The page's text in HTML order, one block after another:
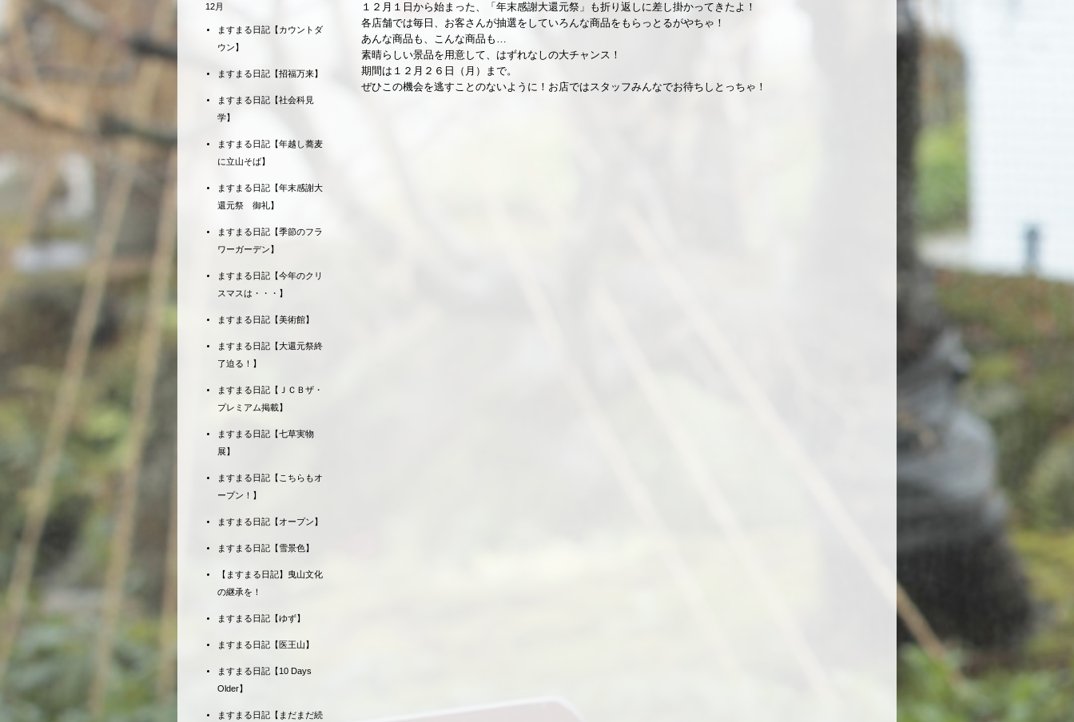
１２月１日から始まった、「年末感謝大還元祭」も折り返しに差し掛かってきたよ！
各店舗では毎日、お客さんが抽選をしていろんな商品をもらっとるがやちゃ！
あんな商品も、こんな商品も…
素晴らしい景品を用意して、はずれなしの大チャンス！
期間は１２月２６日（月）まで。
ぜひこの機会を逃すことのないように！お店ではスタッフみんなでお待ちしとっちゃ！
12月
ますまる日記【カウントダ
ウン】
ますまる日記【招福万来】
ますまる日記【社会科見
学】
ますまる日記【年越し蕎麦
に立山そば】
ますまる日記【年末感謝大
還元祭 御礼】
ますまる日記【季節のフラ
ワーガーデン】
ますまる日記【今年のクリ
スマスは・・・】
ますまる日記【美術館】
ますまる日記【大還元祭終
了迫る！】
ますまる日記【ＪＣＢザ・
プレミアム掲載】
ますまる日記【七草実物
展】
ますまる日記【こちらもオ
ープン！】
ますまる日記【オープン】
ますまる日記【雪景色】
【ますまる日記】曳山文化
の継承を！
ますまる日記【ゆず】
ますまる日記【医王山】
ますまる日記【10 Days
Older】
ますまる日記【まだまだ続